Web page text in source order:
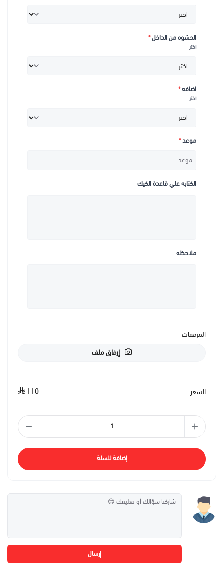
الحشوه من الداخل*
اختر
اضافه*
اختر
موعد*
الكتابه علي قاعدة الكيك
ملاحظه
المرفقات
إرفاق ملف
السعر ١١٥
إضافة للسلة
إرسال